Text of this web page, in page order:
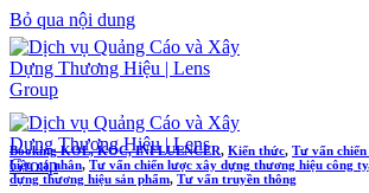
Bỏ qua nội dung
Booking KOL, KOC, INFLUENCER, Kiến thức, Tư vấn
hiệu cá nhân, Tư vấn chiến lược xây dựng thương hiệu công ty
dựng thương hiệu sản phẩm, Tư vấn truyền thông